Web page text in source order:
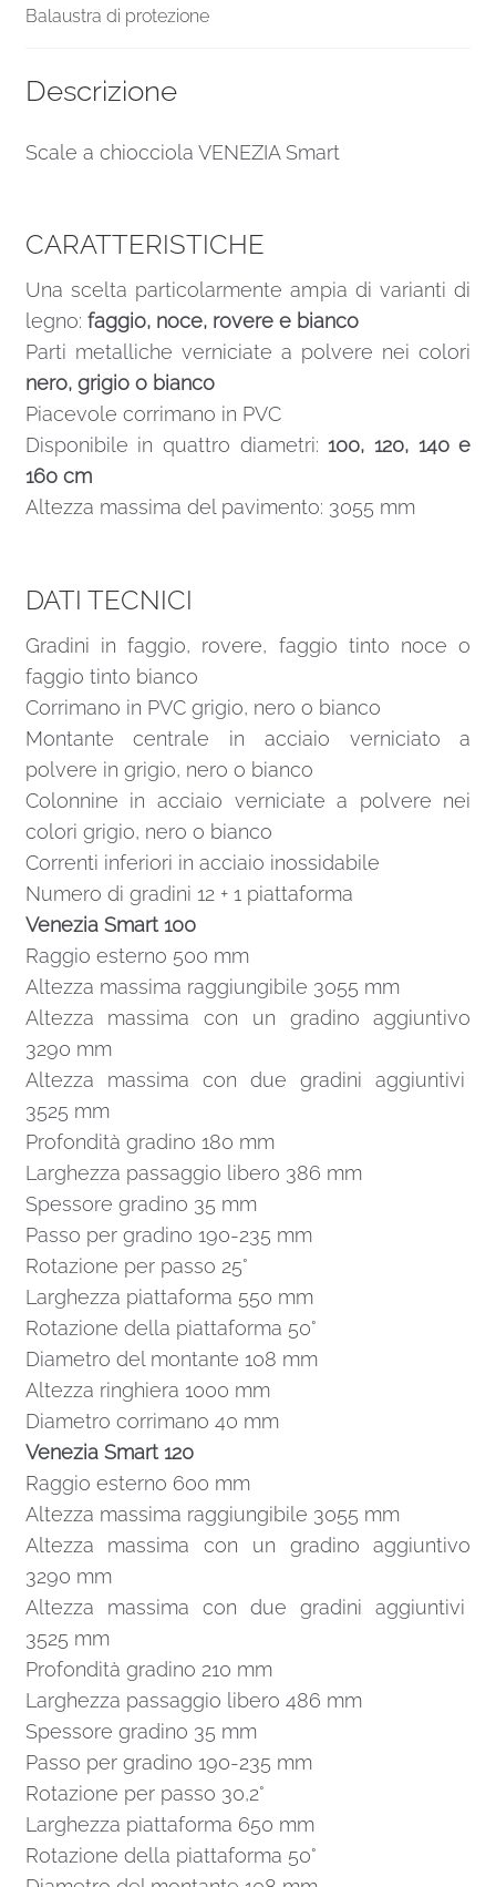
Balaustra di protezione
Descrizione
Scale a chiocciola VENEZIA Smart
CARATTERISTICHE
Una scelta particolarmente ampia di varianti di
legno: faggio, noce, rovere e bianco
Parti metalliche verniciate a polvere nei colori
nero, grigio o bianco
Piacevole corrimano in PVC
Disponibile in quattro diametri:100, 120, 140 e
160 cm
Altezza massima del pavimento: 3055 mm
DATI TECNICI
Gradini in faggio, rovere, faggio tinto noce o
faggio tinto bianco
Corrimano in PVC grigio, nero o bianco
Montante centrale in acciaio verniciato a
polvere in grigio, nero o bianco
Colonnine in acciaio verniciate a polvere nei
colori grigio, nero o bianco
Correnti inferiori in acciaio inossidabile
Numero di gradini 12 + 1 piattaforma
Venezia Smart 100
Raggio esterno 500 mm
Altezza massima raggiungibile 3055 mm
Altezza massima con un gradino aggiuntivo
3290 mm
Altezza massima con due gradini aggiuntivi
3525 mm
Profondità gradino 180 mm
Larghezza passaggio libero 386 mm
Spessore gradino 35 mm
Passo per gradino 190-235 mm
Rotazione per passo 25°
Larghezza piattaforma 550 mm
Rotazione della piattaforma 50°
Diametro del montante 108 mm
Altezza ringhiera 1000 mm
Diametro corrimano 40 mm
Venezia Smart 120
Raggio esterno 600 mm
Altezza massima raggiungibile 3055 mm
Altezza massima con un gradino aggiuntivo
3290 mm
Altezza massima con due gradini aggiuntivi
3525 mm
Profondità gradino 210 mm
Larghezza passaggio libero 486 mm
Spessore gradino 35 mm
Passo per gradino 190-235 mm
Rotazione per passo 30,2°
Larghezza piattaforma 650 mm
Rotazione della piattaforma 50°